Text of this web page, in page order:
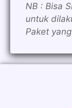
NB : Bisa
untuk
Paket